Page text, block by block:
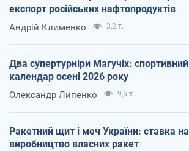
експорт російських нафтопродуктів
Андрій Клименко 3,2 т.
Два супертурніри Магучіх: спортивний
календар осені 2026 року
Олександр Липенко 9,5 т.
Ракетний щит і меч України: ставка на
виробництво власних ракет